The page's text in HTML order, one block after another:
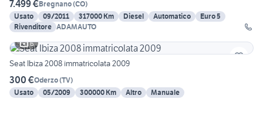
7.499 €Bregnano(CO)
Usato
09/2011 317000 Km Diesel Automatico
Euro 5
Rivenditore ADAMAUTO
6
Seat Ibiza 2008 immatricolata 2009
300 €Oderzo(TV)
Usato
05/2009 300000 Km Altro Manuale